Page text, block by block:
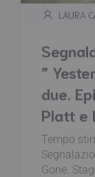
LAURA
”
due.
Platt e
Tempo
Gone.